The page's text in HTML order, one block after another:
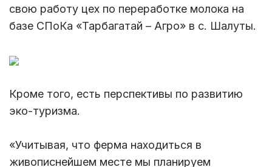
свою работу цех по переработке молока на
базе СПоКа «Тарбагатай – Агро» в с. Шалуты.
Кроме того, есть перспективы по развитию
эко-туризма.
«Учитывая, что ферма находиться в
живописнейшем месте мы планируем